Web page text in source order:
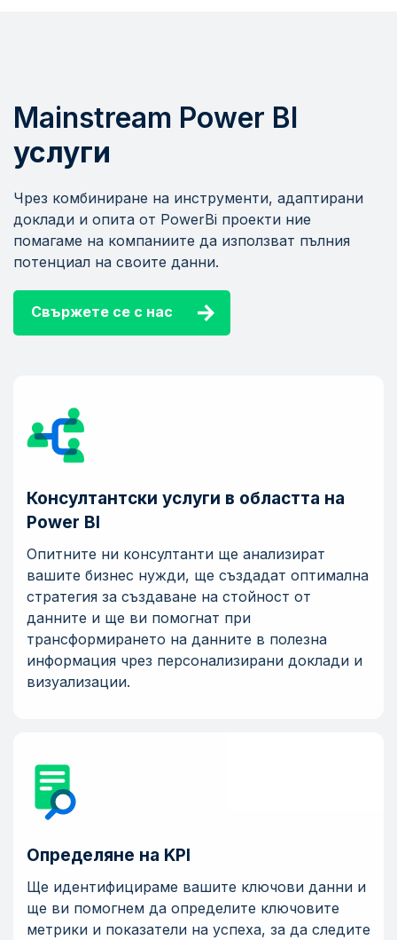
Mainstream Power BI
услуги
Чрез комбиниране на инструменти, адаптирани
доклади и опита от PowerBi проекти ние
помагаме на компаниите да използват пълния
потенциал на своите данни.
Свържете се с нас
Консултантски услуги в областта на
Power BI
Опитните ни консултанти ще анализират
вашите бизнес нужди, ще създадат оптимална
стратегия за създаване на стойност от
данните и ще ви помогнат при
трансформирането на данните в полезна
информация чрез персонализирани доклади и
визуализации.
Определяне на KPI
Ще идентифицираме вашите ключови данни и
ще ви помогнем да определите ключовите
метрики и показатели на успеха, за да следите